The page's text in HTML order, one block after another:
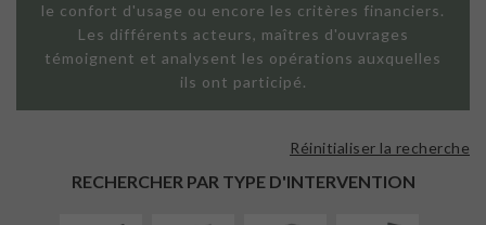
le confort d'usage ou encore les critères financiers.
Les différents acteurs, maîtres d'ouvrages
témoignent et analysent les opérations auxquelles
ils ont participé.
RECHERCHER PAR TYPE D'INTERVENTION
Réinitialiser la recherche
EXTÉRIEURE
FAÇADE SUR
LINÉAIRE
ISOLATION
INTÉRIEURE